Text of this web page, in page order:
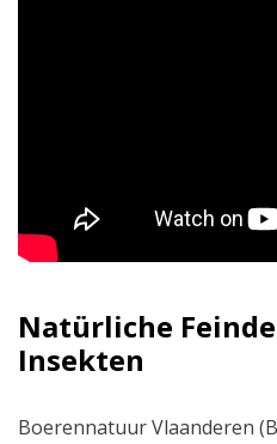
Natürliche
Insekten
Boerennatuur Vlaanderen